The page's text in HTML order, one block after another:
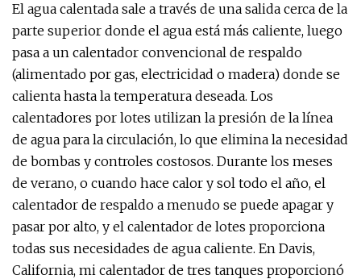
El agua calentada sale a través de una salida cerca de la
parte superior donde el agua está más caliente, luego
pasa a un calentador convencional de respaldo
(alimentado por gas, electricidad o madera) donde se
calienta hasta la temperatura deseada. Los
calentadores por lotes utilizan la presión de la línea
de agua para la circulación, lo que elimina la necesidad
de bombas y controles costosos. Durante los meses
de verano, o cuando hace calor y sol todo el año, el
calentador de respaldo a menudo se puede apagar y
pasar por alto, y el calentador de lotes proporciona
todas sus necesidades de agua caliente. En Davis,
California, mi calentador de tres tanques proporcionó